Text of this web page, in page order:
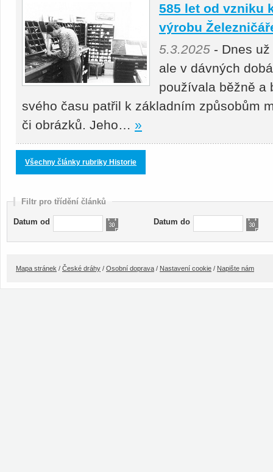
585 let od vzniku
výrobu
5.3.2025 - Dnes
ale v dávných
používala běžně a
svého času patřil k základním způsobům
či obrázků. Jeho… »
Všechny články rubriky Historie
Filtr pro třídění článků
Datum od Datum do
Mapa stránek / České dráhy / Osobní doprava / Nastavení cookie / Napište nám